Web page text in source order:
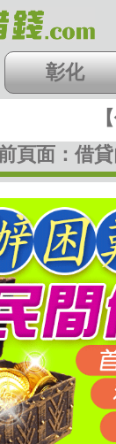
彰化
桃竹苗
頁面： 借
【
新北
彰化
嘉義
屏東
房地二胎
回上一頁
政策 關